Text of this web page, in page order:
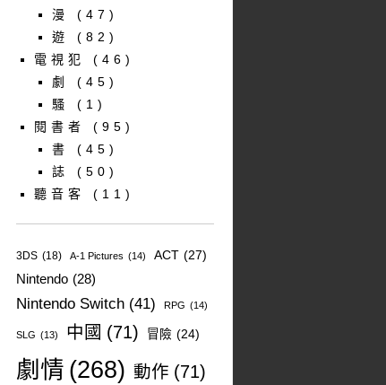
漫
(47)
遊
(82)
電視犯
(46)
劇
(45)
騷
(1)
閱書者
(95)
書
(45)
誌
(50)
聽音客
(11)
3DS (18) A-1 Pictures (14) ACT (27)
Nintendo (28)
Nintendo Switch (41) RPG (14)
SLG (13) 中國 (71) 冒險 (24)
劇情 (268) 動作 (71)